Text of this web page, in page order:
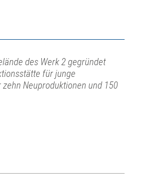
des Werk 2 gegründet
für junge
Neuproduktionen und 150